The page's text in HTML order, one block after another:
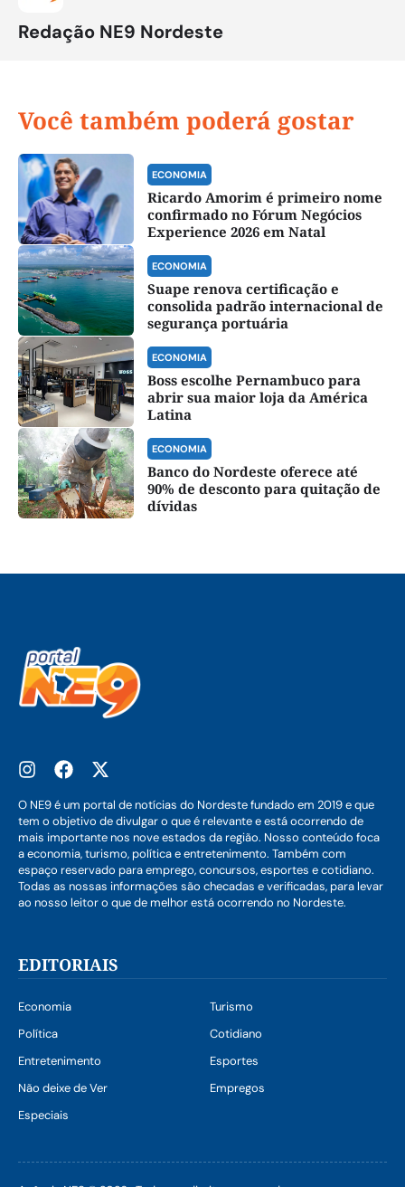
Redação NE9 Nordeste
Você também poderá gostar
ECONOMIA
Ricardo Amorim é primeiro nome
confirmado no Fórum Negócios
Experience 2026 em Natal
ECONOMIA
Suape renova certificação e
consolida padrão internacional de
segurança portuária
ECONOMIA
Boss escolhe Pernambuco para
abrir sua maior loja da América
Latina
ECONOMIA
Banco do Nordeste oferece até
90% de desconto para quitação de
dívidas
O NE9 é um portal de notícias do Nordeste fundado em 2019 e que
tem o objetivo de divulgar o que é relevante e está ocorrendo de
mais importante nos nove estados da região. Nosso conteúdo foca
a economia, turismo, política e entretenimento. Também com
espaço reservado para emprego, concursos, esportes e cotidiano.
Todas as nossas informações são checadas e verificadas, para levar
ao nosso leitor o que de melhor está ocorrendo no Nordeste.
EDITORIAIS
Economia
Turismo
Política
Cotidiano
Entretenimento
Esportes
Não deixe de Ver
Empregos
Especiais